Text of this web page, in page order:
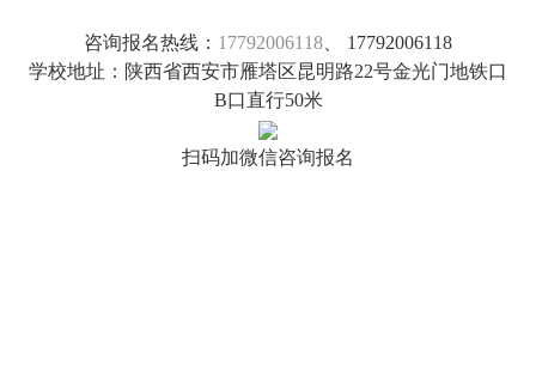
咨询报名热线： 17792006118 、 17792006118
学校地址：陕西省西安市雁塔区昆明路22号金光门地铁口
B口直行50米
扫码加微信咨询报名